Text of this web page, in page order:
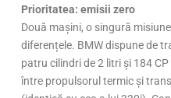
Prioritatea: emisii zero
Două mașini, o singură
diferențele. BMW dispune de
patru cilindri de 2 litri și 184
între propulsorul termic și